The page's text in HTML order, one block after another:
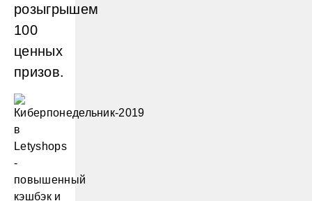
розыгрышем
100
ценных
призов.